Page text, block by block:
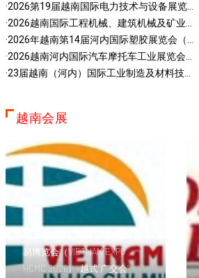
·2026第19届越南国际电力技术与设备展览...
·2026越南国际工程机械、建筑机械及矿业...
·2026年越南第14届河内国际塑胶展览会（...
·2026越南河内国际汽车摩托车工业展览会...
·23届越南（河内）国际工业制造及材料技...
越南会展
易博览会（VIETNAM EXPO
HCMC 2026）-越式“广交会”